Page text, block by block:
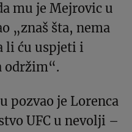
mu je Mejrovic u
„znaš šta, nema
li ću uspjeti i
održim“.
pozvao je Lorenca
UFC u nevolji –